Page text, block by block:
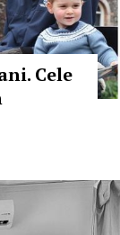
Cele